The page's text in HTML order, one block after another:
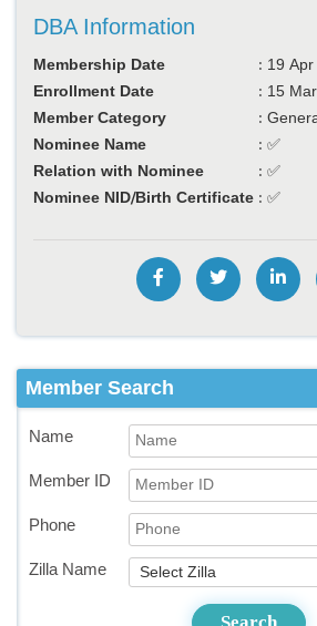
DBA Information
Membership Date : 19
Enrollment Date
: 15
Member Category
:
Nominee Name
: ✅
Relation with Nominee
: ✅
Nominee NID/Birth Certificate : ✅
Member Search
Name
Member ID
Phone
Zilla Name